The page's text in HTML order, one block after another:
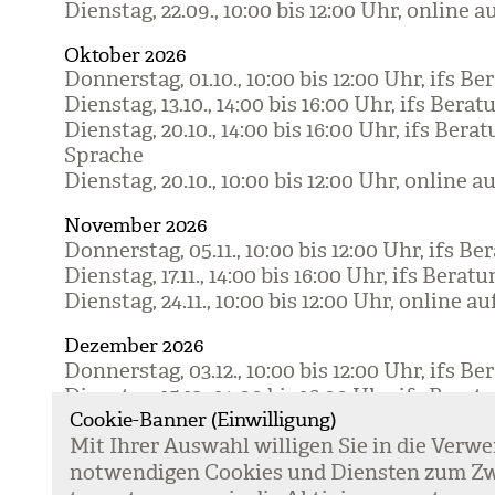
Cookie-Banner (Einwilligung)
Mit Ihrer Aus­wahl wil­li­gen Sie in die
not­wen­di­gen Coo­kies und Diens­ten zum
Diens­tag, 22.09., 10:00 bis 12:00 Uhr, online
Oktober 2026
Don­ners­tag, 01.10., 10:00 bis 12:00 Uhr, ifs
Diens­tag, 13.10., 14:00 bis 16:00 Uhr, ifs
Diens­tag, 20.10., 14:00 bis 16:00 Uhr, ifs
Spra­che
Diens­tag, 20.10., 10:00 bis 12:00 Uhr, online
November 2026
Don­ners­tag, 05.11., 10:00 bis 12:00 Uhr, ifs
Diens­tag, 17.11., 14:00 bis 16:00 Uhr, ifs
Diens­tag, 24.11., 10:00 bis 12:00 Uhr, online
Dezember 2026
Don­ners­tag, 03.12., 10:00 bis 12:00 Uhr, ifs
Diens­tag, 15.12., 14:00 bis 16:00 Uhr, ifs
Spra­che
Diens­tag, 15.12., 14:00 bis 16:00 Uhr, ifs
Diens­tag, 22.12., 10:00 bis 12:00 Uhr, online